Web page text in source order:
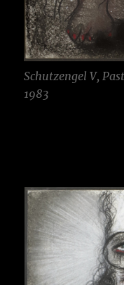
Schutzengel V,
1983